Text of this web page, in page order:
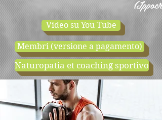
Video su You Tube
Membri (versione a pagamento)
Naturopatia et coaching sportivo
cours d'essai negozio